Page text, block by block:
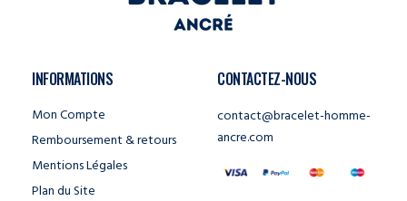
INFORMATIONS
Mon Compte
Remboursement & retours
Mentions Légales
Plan du Site
CONTACTEZ-NOUS
contact@bracelet-homme-
ancre.com